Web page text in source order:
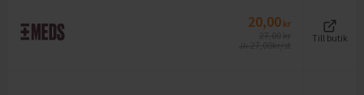
20,00 kr
Till butik